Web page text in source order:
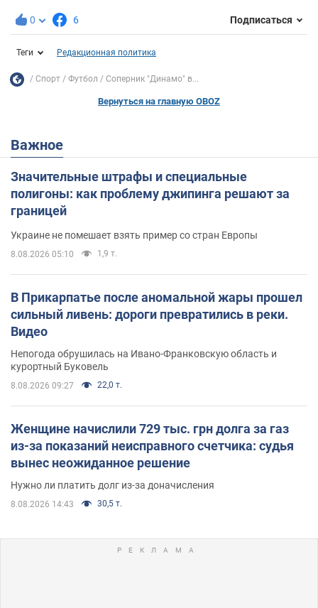
0 6 Подписаться
Теги Редакционная политика
Спорт Футбол Соперник "Динамо" в...
Вернуться на главную OBOZ
Важное
Значительные штрафы и специальные
полигоны: как проблему джипинга решают за
границей
Украине не помешает взять пример со стран Европы
8.08.2026 05:10 1,9 т.
В Прикарпатье после аномальной жары прошел
сильный ливень: дороги превратились в реки.
Видео
Непогода обрушилась на Ивано-Франковскую область и
курортный Буковель
8.08.2026 09:27 22,0 т.
Женщине начислили 729 тыс. грн долга за газ
из-за показаний неисправного счетчика: судья
вынес неожиданное решение
Нужно ли платить долг из-за доначисления
8.08.2026 14:43 30,5 т.